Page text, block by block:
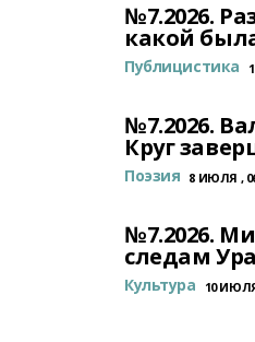
№7.2026.
какой
Публицистика
№7.2026.
Круг
Поэзия 8 ИЮЛЯ ,
№7.2026.
следам
Культура 10